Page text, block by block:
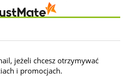
jeżeli chcesz otrzymywać
i promocjach.